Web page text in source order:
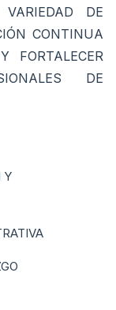
DE
CONTINUA
FORTALECER
DE
Y